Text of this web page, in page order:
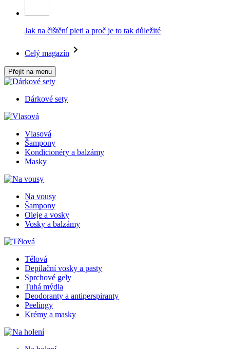
Jak na čištění pleti a proč je to tak důležité
Celý magazín
Přejít na menu
Dárkové sety
Vlasová
Šampony
Kondicionéry a balzámy
Masky
Na vousy
Šampony
Oleje a vosky
Vosky a balzámy
Tělová
Depilační vosky a pasty
Sprchové gely
Tuhá mýdla
Deodoranty a antiperspiranty
Peelingy
Krémy a masky